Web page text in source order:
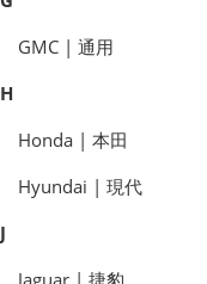
GMC | 通用
H
Honda | 本田
Hyundai | 現代
J
Jaguar | 捷豹